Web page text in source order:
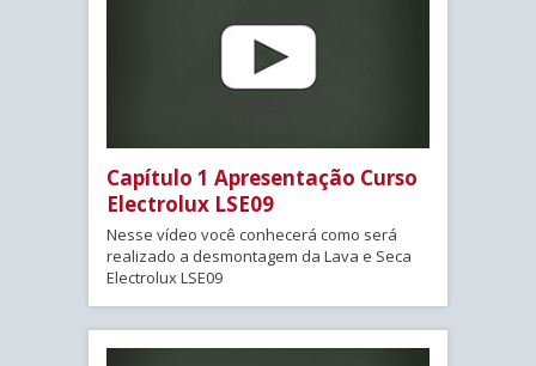
Capítulo 1 Apresentação Curso
Electrolux LSE09
Nesse vídeo você conhecerá como será
realizado a desmontagem da Lava e Seca
Electrolux LSE09